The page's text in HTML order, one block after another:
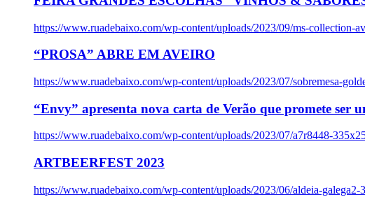
https://www.ruadebaixo.com/wp-content/uploads/2023/09/ms-collection-
“PROSA” ABRE EM AVEIRO
https://www.ruadebaixo.com/wp-content/uploads/2023/07/sobremesa-
“Envy” apresenta nova carta de Verão que promete ser
https://www.ruadebaixo.com/wp-content/uploads/2023/07/a7r8448-
ARTBEERFEST 2023
https://www.ruadebaixo.com/wp-content/uploads/2023/06/aldeia-galega2-